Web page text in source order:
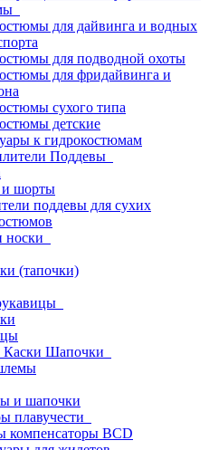
для дайвинга и водных
для подводной охоты
для фридайвинга и
сухого типа
детские
к гидрокостюмам
Поддевы
шорты
поддевы для сухих
носки
(тапочки)
Шапочки
и шапочки
плавучести
компенсаторы BCD